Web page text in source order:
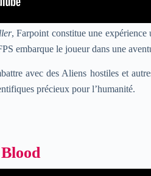
, Farpoint constitue une
embarque le joueur dans une
avec des Aliens hostiles et
précieux pour l’humanité.